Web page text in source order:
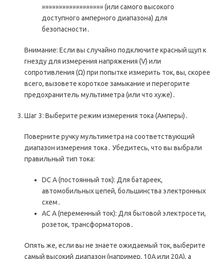
»»»»»»»»»»»»»»»»»» (или самого высокого
доступного амперного диапазона) для
безопасности․
Внимание: Если вы случайно подключите красный щуп к
гнезду для измерения напряжения (V) или
сопротивления (Ω) при попытке измерить ток, вы, скорее
всего, вызовете короткое замыкание и перегорите
предохранитель мультиметра (или что хуже)․
Шаг 3: Выберите режим измерения тока (Амперы)․
Поверните ручку мультиметра на соответствующий
диапазон измерения тока․ Убедитесь, что вы выбрали
правильный тип тока:
DC A (постоянный ток): Для батареек,
автомобильных цепей, большинства электронных
схем․
AC A (переменный ток): Для бытовой электросети,
розеток, трансформаторов․
Опять же, если вы не знаете ожидаемый ток, выберите
самый высокий диапазон (например, 10A или 20A), а